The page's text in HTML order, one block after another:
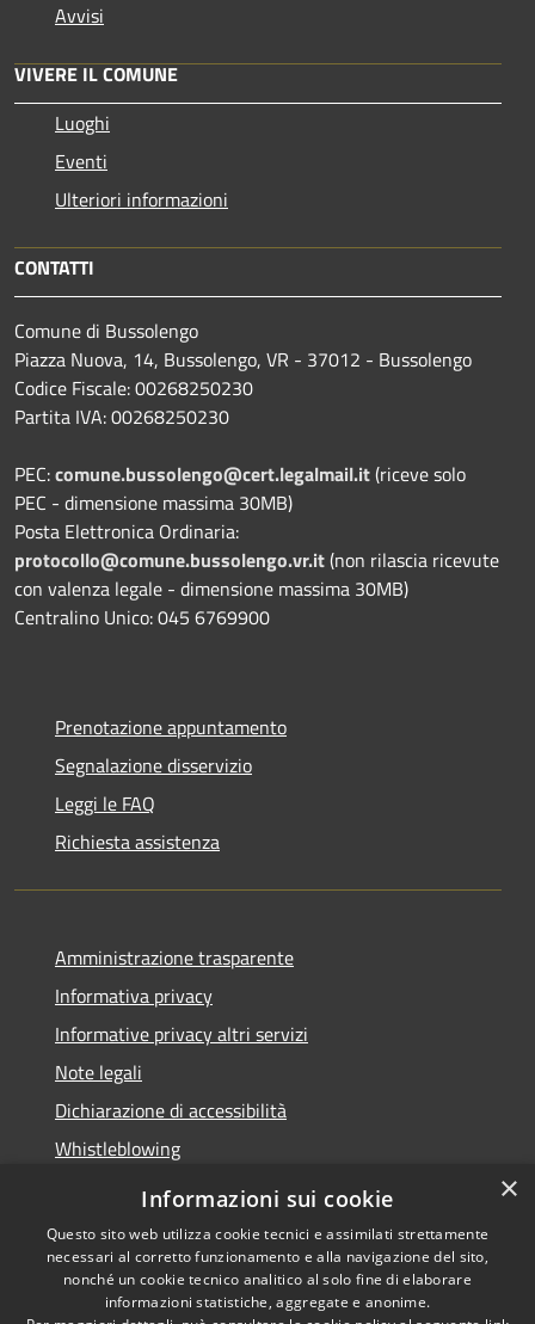
Avvisi
VIVERE IL COMUNE
Luoghi
Eventi
Ulteriori informazioni
CONTATTI
Comune di Bussolengo
Piazza Nuova, 14, Bussolengo, VR - 37012 - Bussolengo
Codice Fiscale: 00268250230
Partita IVA: 00268250230
PEC:comune.bussolengo@cert.legalmail.it(riceve solo
PEC - dimensione massima 30MB)
Posta Elettronica Ordinaria:
protocollo@comune.bussolengo.vr.it(non rilascia ricevute
con valenza legale - dimensione massima 30MB)
Centralino Unico: 045 6769900
Prenotazione appuntamento
Segnalazione disservizio
Leggi le FAQ
Richiesta assistenza
Amministrazione trasparente
Informativa privacy
Informative privacy altri servizi
Note legali
Dichiarazione di accessibilità
Whistleblowing
RSS
Accessibilità
Copyright © 2026 • Comune di
Bussolengo • Powered by
×
Informazioni sui cookie
Questo sito web utilizza cookie tecnici e assimilati strettamente
necessari al corretto funzionamento e alla navigazione del sito,
nonché un cookie tecnico analitico al solo fine di elaborare
informazioni statistiche, aggregate e anonime.